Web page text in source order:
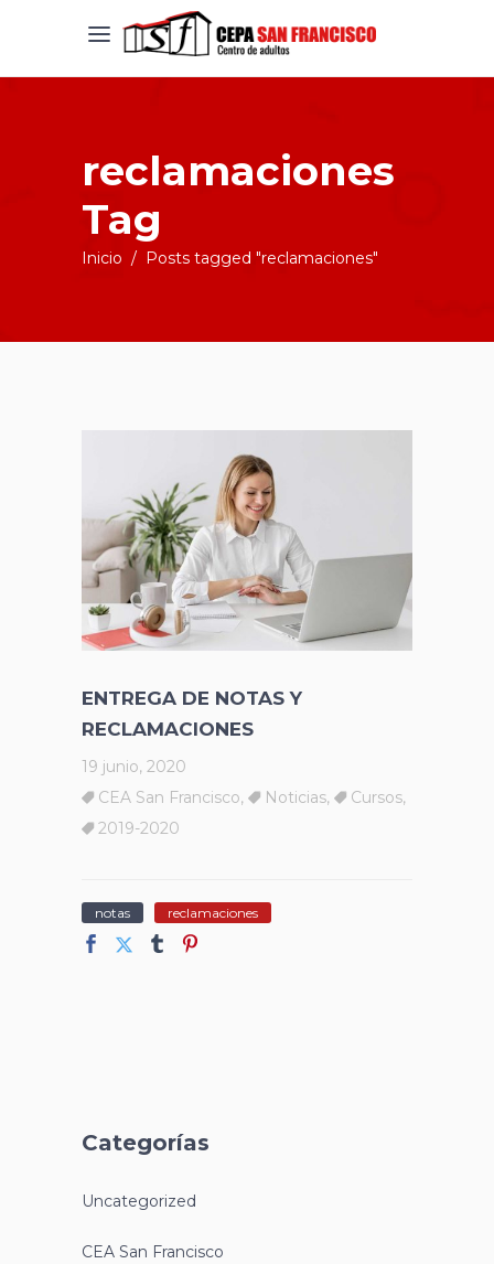
reclamaciones
Tag
Inicio / Posts tagged "reclamaciones"
ENTREGA DE NOTAS Y
RECLAMACIONES
19 junio, 2020
CEA San Francisco, Noticias, Cursos,
2019-2020
notas reclamaciones
Categorías
Uncategorized
CEA San Francisco